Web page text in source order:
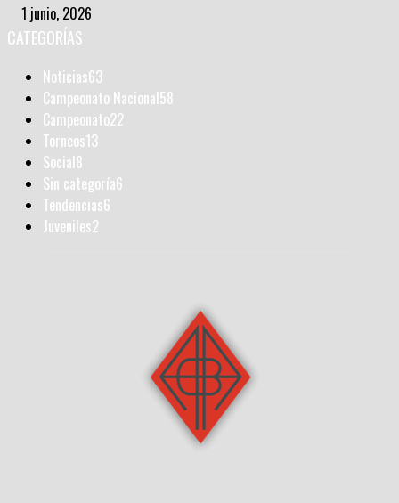
1 junio, 2026
CATEGORÍAS
Noticias63
Campeonato Nacional58
Campeonato22
Torneos13
Social8
Sin categoría6
Tendencias6
Juveniles2